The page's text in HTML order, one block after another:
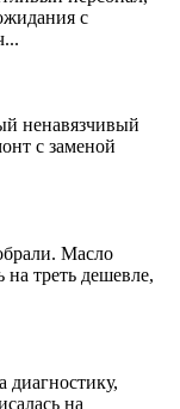
с
ненавязчивый
с заменой
Масло
треть дешевле,
диагностику,
на